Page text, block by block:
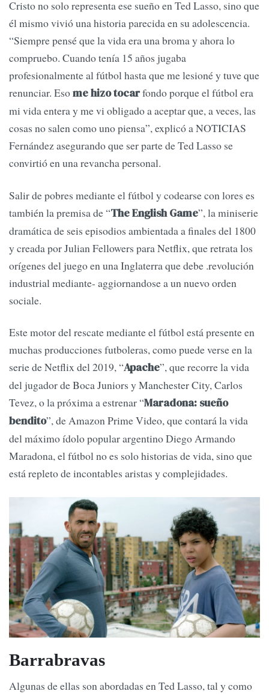
Cristo no solo representa ese sueño en Ted Lasso, sino que
él mismo vivió una historia parecida en su adolescencia.
“Siempre pensé que la vida era una broma y ahora lo
compruebo. Cuando tenía 15 años jugaba
profesionalmente al fútbol hasta que me lesioné y tuve que
renunciar. Esome hizo tocarfondo porque el fútbol era
mi vida entera y me vi obligado a aceptar que, a veces, las
cosas no salen como uno piensa”, explicó a NOTICIAS
Fernández asegurando que ser parte de Ted Lasso se
convirtió en una revancha personal.
Salir de pobres mediante el fútbol y codearse con lores es
también la premisa de “The English Game”, la miniserie
dramática de seis episodios ambientada a finales del 1800
y creada por Julian Fellowers para Netflix, que retrata los
orígenes del juego en una Inglaterra que debe .revolución
industrial mediante- aggiornandose a un nuevo orden
sociale.
Este motor del rescate mediante el fútbol está presente en
muchas producciones futboleras, como puede verse en la
serie de Netflix del 2019, “Apache”, que recorre la vida
del jugador de Boca Juniors y Manchester City, Carlos
Tevez, o la próxima a estrenar “Maradona: sueño
bendito”, de Amazon Prime Video, que contará la vida
del máximo ídolo popular argentino Diego Armando
Maradona, el fútbol no es solo historias de vida, sino que
está repleto de incontables aristas y complejidades.
Barrabravas
Algunas de ellas son abordadas en Ted Lasso, tal y como